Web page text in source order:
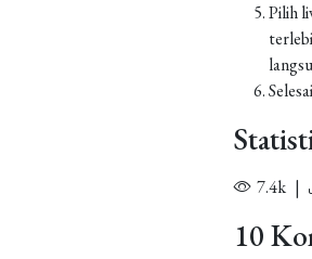
Pilih
7.4k |
10